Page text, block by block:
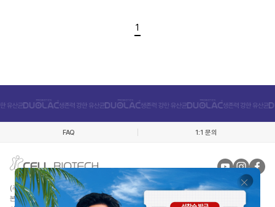
1
FAQ 1:1 문의
(주)쎌바이오텍인터내셔날대표자 : 정명준
본사 : 경기 김포시 월곶면 애기봉로 409번길 50